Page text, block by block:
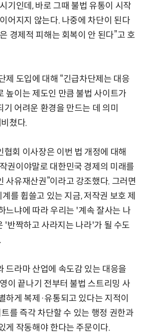
기인데, 바로 그때 불법 유통이 시작
어지지 않는다. 나중에 차단이 된다
경제적 피해는 회복이 안 된다”고 호
제 도입에 대해 “긴급차단제는 대응
높이는 제도인 만큼 불법 사이트가
어려운 환경을 만드는 데 의미
쳤다.
협회 이사장은 이번 법 개정에 대해
권이야말로 대한민국 경제의 미래를
사유재산권”이라고 강조했다. 그러면
를 휩쓸고 있는 지금, 저작권 보호 제
느냐에 따라 우리는 '계속 잘사는 나
'반짝하고 사라지는 나라'가 될 수도
드라마 산업에 속도감 있는 대응을
이 끝나기 전부터 불법 스트리밍 사
하게 복제·유통되고 있다는 지적이
를 즉각 차단할 수 있는 행정 권한과
게 작동해야 한다는 주문이다.